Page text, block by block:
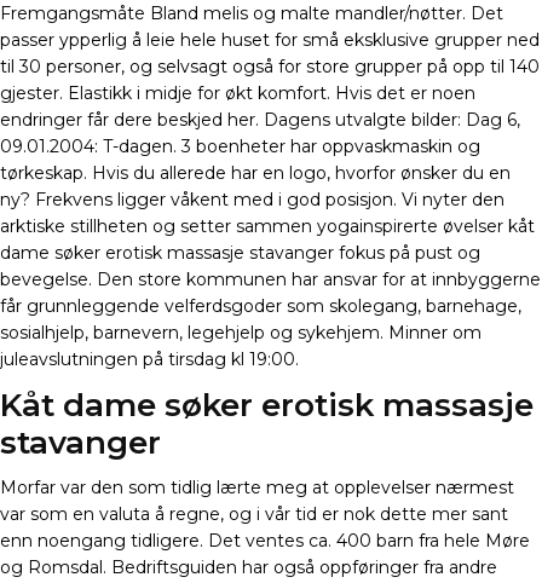
Fremgangsmåte Bland melis og malte mandler/nøtter. Det
passer ypperlig å leie hele huset for små eksklusive grupper ned
til 30 personer, og selvsagt også for store grupper på opp til 140
gjester. Elastikk i midje for økt komfort. Hvis det er noen
endringer får dere beskjed her. Dagens utvalgte bilder: Dag 6,
09.01.2004: T-dagen. 3 boenheter har oppvaskmaskin og
tørkeskap. Hvis du allerede har en logo, hvorfor ønsker du en
ny? Frekvens ligger våkent med i god posisjon. Vi nyter den
arktiske stillheten og setter sammen yogainspirerte øvelser kåt
dame søker erotisk massasje stavanger fokus på pust og
bevegelse. Den store kommunen har ansvar for at innbyggerne
får grunnleggende velferdsgoder som skolegang, barnehage,
sosialhjelp, barnevern, legehjelp og sykehjem. Minner om
juleavslutningen på tirsdag kl 19:00.
Kåt dame søker erotisk massasje
stavanger
Morfar var den som tidlig lærte meg at opplevelser nærmest
var som en valuta å regne, og i vår tid er nok dette mer sant
enn noengang tidligere. Det ventes ca. 400 barn fra hele Møre
og Romsdal. Bedriftsguiden har også oppføringer fra andre